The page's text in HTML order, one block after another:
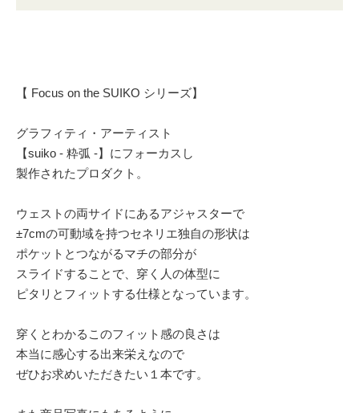
【 Focus on the SUIKO シリーズ】
グラフィティ・アーティスト
【suiko - 粋弧 -】にフォーカスし
製作されたプロダクト。
ウェストの両サイドにあるアジャスターで
±7cmの可動域を持つセネリエ独自の形状は
ポケットとつながるマチの部分が
スライドすることで、穿く人の体型に
ピタリとフィットする仕様となっています。
穿くとわかるこのフィット感の良さは
本当に感心する出来栄えなので
ぜひお求めいただきたい１本です。